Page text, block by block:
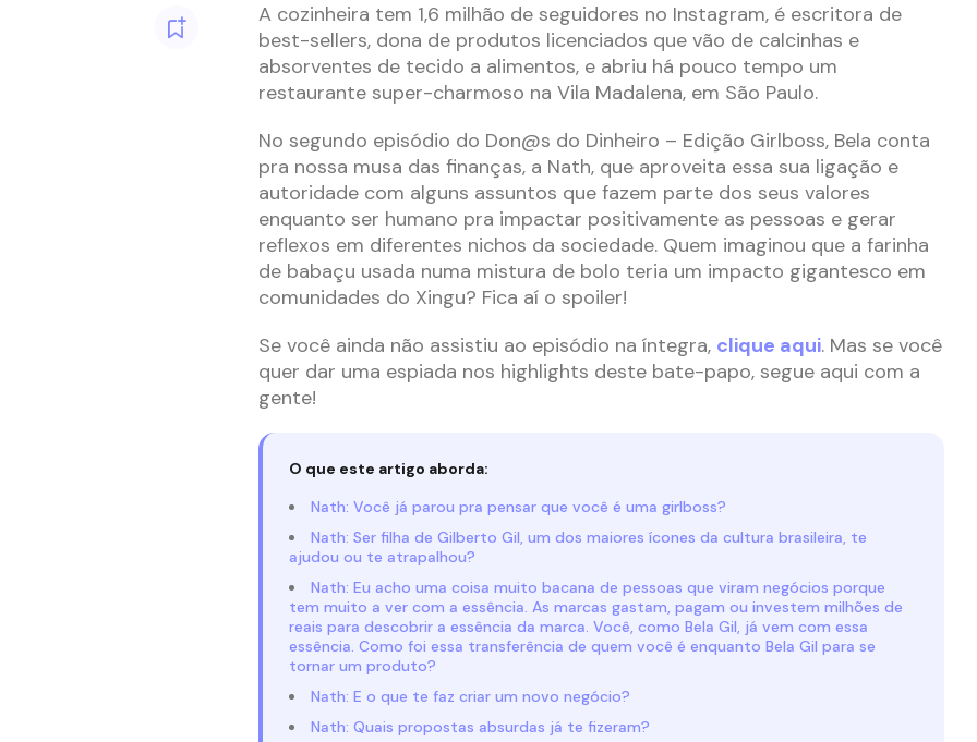
A cozinheira tem 1,6 milhão de seguidores no Instagram, é escritora de
best-sellers, dona de produtos licenciados que vão de calcinhas e
absorventes de tecido a alimentos, e abriu há pouco tempo um
restaurante super-charmoso na Vila Madalena, em São Paulo.
No segundo episódio do Don@s do Dinheiro – Edição Girlboss, Bela conta
pra nossa musa das finanças, a Nath, que aproveita essa sua ligação e
autoridade com alguns assuntos que fazem parte dos seus valores
enquanto ser humano pra impactar positivamente as pessoas e gerar
reflexos em diferentes nichos da sociedade. Quem imaginou que a farinha
de babaçu usada numa mistura de bolo teria um impacto gigantesco em
comunidades do Xingu? Fica aí o spoiler!
Se você ainda não assistiu ao episódio na íntegra, clique aqui. Mas se você
quer dar uma espiada nos highlights deste bate-papo, segue aqui com a
gente!
O que este artigo aborda:
Nath: Você já parou pra pensar que você é uma girlboss?
Nath: Ser filha de Gilberto Gil, um dos maiores ícones da cultura brasileira, te
ajudou ou te atrapalhou?
Nath: Eu acho uma coisa muito bacana de pessoas que viram negócios porque
tem muito a ver com a essência. As marcas gastam, pagam ou investem milhões de
reais para descobrir a essência da marca. Você, como Bela Gil, já vem com essa
essência. Como foi essa transferência de quem você é enquanto Bela Gil para se
tornar um produto?
Nath: E o que te faz criar um novo negócio?
Nath: Quais propostas absurdas já te fizeram?